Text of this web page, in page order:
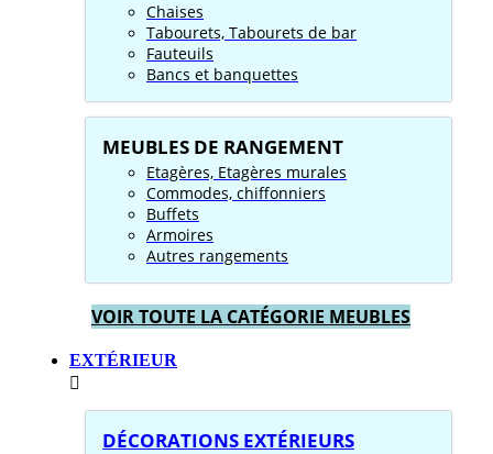
Chaises
Tabourets, Tabourets de bar
Fauteuils
Bancs et banquettes
MEUBLES DE RANGEMENT
Etagères, Etagères murales
Commodes, chiffonniers
Buffets
Armoires
Autres rangements
VOIR TOUTE LA CATÉGORIE MEUBLES
EXTÉRIEUR
DÉCORATIONS EXTÉRIEURS